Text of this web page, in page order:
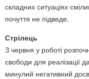
складних ситуаціях
почуття не підведе.
Стрілець
З червня у роботі
свободи для реалізації
минулий негативний